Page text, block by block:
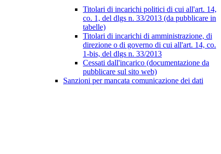
Titolari di incarichi politici di cui all'art. 14,
co. 1, del dlgs n. 33/2013 (da pubblicare in
tabelle)
Titolari di incarichi di amministrazione, di
direzione o di governo di cui all'art. 14, co.
1-bis, del dlgs n. 33/2013
Cessati dall'incarico (documentazione da
pubblicare sul sito web)
Sanzioni per mancata comunicazione dei dati